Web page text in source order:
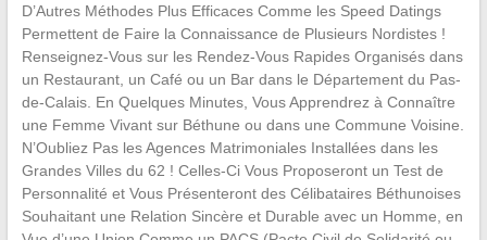
D’Autres Méthodes Plus Efficaces Comme les Speed Datings
Permettent de Faire la Connaissance de Plusieurs Nordistes !
Renseignez-Vous sur les Rendez-Vous Rapides Organisés dans
un Restaurant, un Café ou un Bar dans le Département du Pas-
de-Calais. En Quelques Minutes, Vous Apprendrez à Connaître
une Femme Vivant sur Béthune ou dans une Commune Voisine.
N’Oubliez Pas les Agences Matrimoniales Installées dans les
Grandes Villes du 62 ! Celles-Ci Vous Proposeront un Test de
Personnalité et Vous Présenteront des Célibataires Béthunoises
Souhaitant une Relation Sincère et Durable avec un Homme, en